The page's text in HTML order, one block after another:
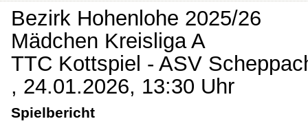
Bezirk Hohenlohe 2025/26
Mädchen Kreisliga A
TTC Kottspiel - ASV
, 24.01.2026, 13:30 Uhr
Spielbericht